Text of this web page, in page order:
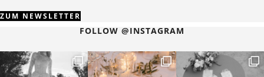
ZUM NEWSLETTER
FOLLOW @INSTAGRAM